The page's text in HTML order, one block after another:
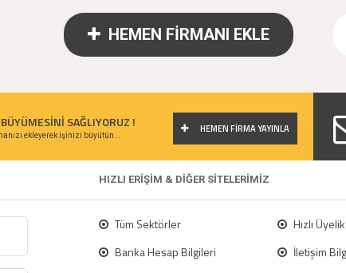
HEMEN FİRMANI EKLE
SAĞLIYORUZ ! HEMEN FİRMA YAYINLA
ekleyerek işinizi büyütün...
HIZLI ERİŞİM & DİĞER SİTELERİMİZ
Tüm Sektörler
Hızlı
Banka Hesap Bilgileri
İletişim